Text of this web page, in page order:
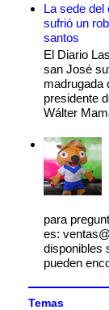
La sede del
sufrió un
santos
El Diario
san José
madrugada
presidente
Wálter
para
es:
disponibles
pueden
Temas